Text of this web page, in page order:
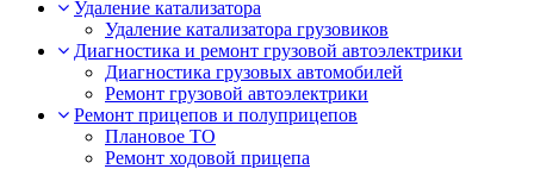
Удаление катализатора
Удаление катализатора грузовиков
Диагностика и ремонт грузовой автоэлектрики
Диагностика грузовых автомобилей
Ремонт грузовой автоэлектрики
Ремонт прицепов и полуприцепов
Плановое ТО
Ремонт ходовой прицепа